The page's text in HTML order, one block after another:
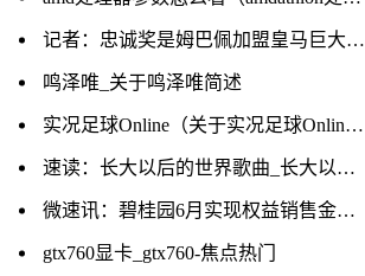
记者：忠诚奖是姆巴佩加盟皇马巨大阻碍 皇马不会付忠诚奖+宁愿等|世界热门
鸣泽唯_关于鸣泽唯简述
实况足球Online（关于实况足球Online介绍）|环球快讯
速读：长大以后的世界歌曲_长大以后的世界
微速讯：碧桂园6月实现权益销售金额160亿元
gtx760显卡_gtx760-焦点热门